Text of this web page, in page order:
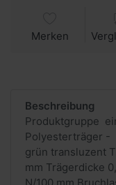
Merken
Beschreibung
Produktgruppe
Polyesterträger -
grün transluzent
mm Trägerdicke
N/100 mm